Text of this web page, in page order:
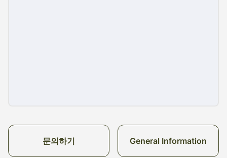
문의하기 General Information